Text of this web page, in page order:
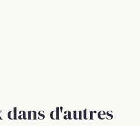
dans d'autres